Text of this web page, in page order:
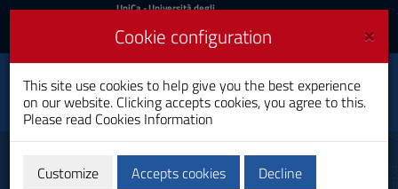
Skip
Content
UniCa
Login
UniCa- Università degli
Login UniCA News
Toggle
navigation
Administrative and
Organizational Sciences
Bachelor's Degree
Teachers
×
Cookie configuration
This site use cookies to help give you the best experience
on our website. Clicking accepts cookies, you agree to this.
Please read Cookies Information
Customize Accepts cookies Decline